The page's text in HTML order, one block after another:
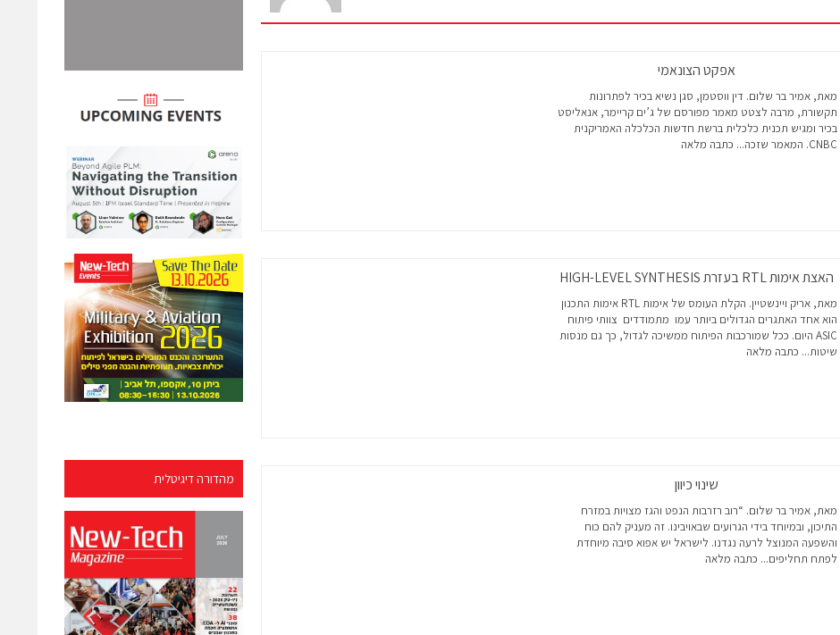
מהדורה דיגיטלית
אפקט הצונאמי
מאת, אמיר בר שלום. דין ווסטמן, סגן נשיא בכיר לפתרונות
תקשורת, מרבה לצטט מאמר מפורסם של ג’ים קריימר, אנאליסט
בכיר ומגיש תכנית כלכלית ברשת חדשות הכלכלה האמריקנית
CNBC. המאמר שזכה...
כתבה מלאה
האצת אימות RTL בעזרת HIGH-LEVEL SYNTHESIS
מאת, אריק ויינשטיין. הקלת העומס של אימות RTL אימות התכנון
הוא אחד האתגרים הגדולים ביותר עמו מתמודדים צוותי פיתוח
ASIC היום. ככל שמורכבות הפיתוח ממשיכה לגדול, כך גם מנסות
שיטות... כתבה מלאה
שינוי כיוון
מאת, אמיר בר שלום. “רוב רזרבות הנפט והגז מצויות במזרח
התיכון, ובמיוחד בידי הגרועים שבאויבינו. זה מעניק להם כוח
והשפעה המנוצל לרעה נגדנו. לישראל יש אפוא סיבה מיוחדת
לפתח תחליפים... כתבה מלאה